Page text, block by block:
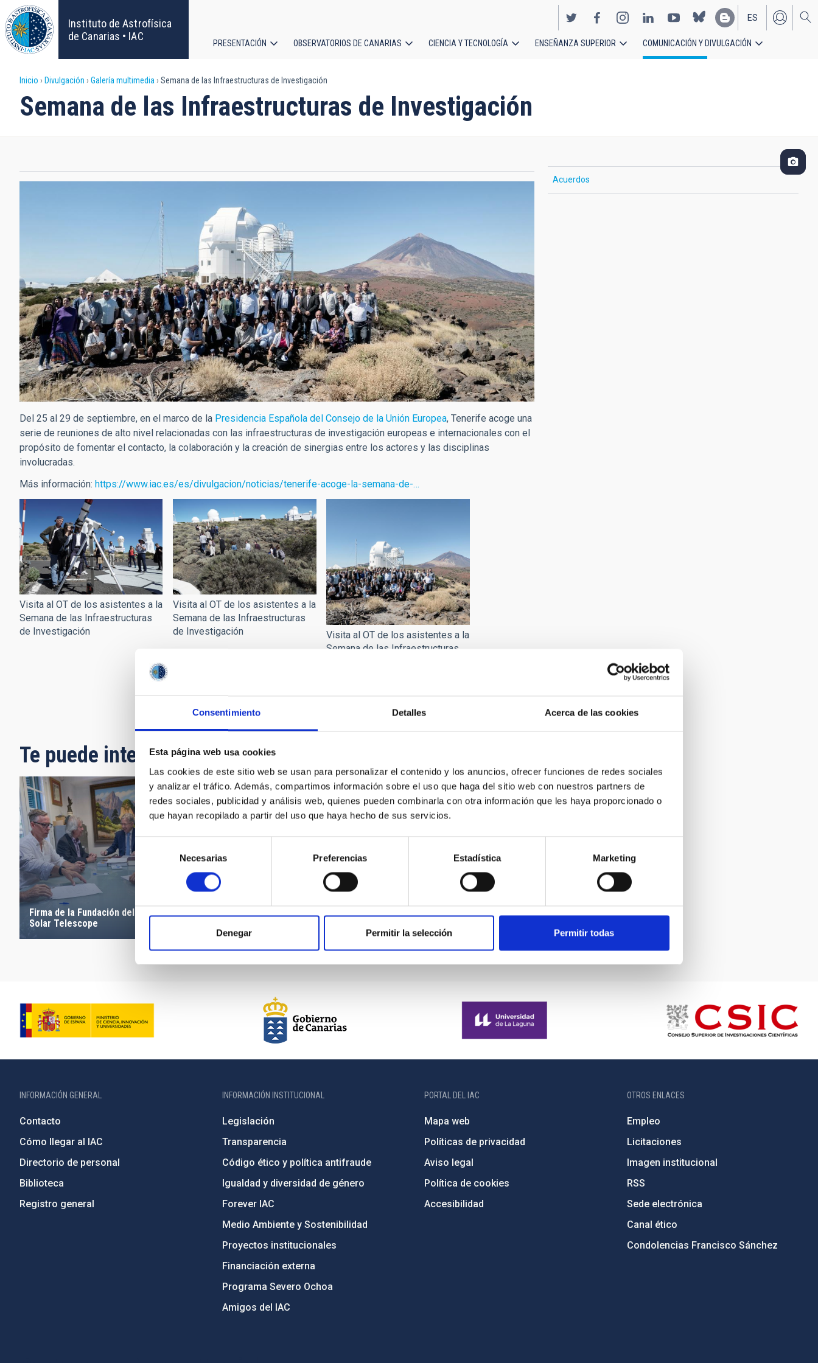
Consentimiento Detalles Acerca de las cookies
Esta página web usa cookies
Las cookies de este sitio web se usan para personalizar el contenido y los anuncios, ofrecer funciones de redes sociales
y analizar el tráfico. Además, compartimos información sobre el uso que haga del sitio web con nuestros partners de
redes sociales, publicidad y análisis web, quienes pueden combinarla con otra información que les haya proporcionado o
que hayan recopilado a partir del uso que haya hecho de sus servicios.
de
consentimiento
Necesarias Preferencias Estadística Marketing
Denegar Permitir la selección Permitir todas
Pasar
al
contenido
principal
Instituto de Astrofísica
de Canarias • IAC
EN
ES
principal
PRESENTACIÓN OBSERVATORIOS DE CANARIAS CIENCIA Y TECNOLOGÍA ENSEÑANZA SUPERIOR COMUNICACIÓN Y DIVULGACIÓN
Sobrescribir
enlaces
ayuda
Inicio Divulgación Galería multimedia Semana de las Infraestructuras de Investigación
Semana de las Infraestructuras de Investigación
Del 25 al 29 de septiembre, en el marco de la Presidencia Española del Consejo de la Unión Europea, Tenerife acoge una
serie de reuniones de alto nivel relacionadas con las infraestructuras de investigación europeas e internacionales con el
propósito de fomentar el contacto, la colaboración y la creación de sinergias entre los actores y las disciplinas
involucradas.
Más información: https://www.iac.es/es/divulgacion/noticias/tenerife-acoge-la-semana-de-…
Acuerdos
Visita al OT de los asistentes a la
Semana de las Infraestructuras
de Investigación
Visita al OT de los asistentes a la
Semana de las Infraestructuras
de Investigación
Visita al OT de los asistentes a la
Semana de las Infraestructuras
Te puede interesar
Firma de la Fundación del European
Solar Telescope
INFORMACIÓN GENERAL
Contacto
Cómo llegar al IAC
Directorio de personal
Biblioteca
Registro general
INFORMACIÓN INSTITUCIONAL
Legislación
Transparencia
Código ético y política antifraude
Igualdad y diversidad de género
Forever IAC
Medio Ambiente y Sostenibilidad
Proyectos institucionales
Financiación externa
Programa Severo Ochoa
Amigos del IAC
PORTAL DEL IAC
Mapa web
Políticas de privacidad
Aviso legal
Política de cookies
Accesibilidad
OTROS ENLACES
Empleo
Licitaciones
Imagen institucional
RSS
Sede electrónica
Canal ético
Condolencias Francisco Sánchez